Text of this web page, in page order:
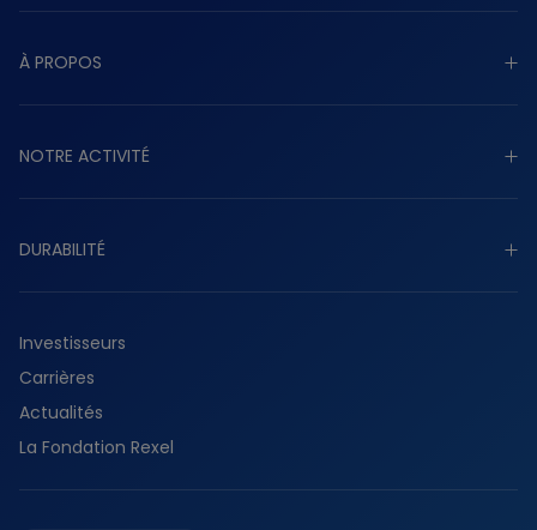
À PROPOS
Stratégie
Gouvernance
NOTRE ACTIVITÉ
Tertiaire
Résidentiel
Services
Fournisseurs
DURABILITÉ
Investisseurs
Carrières
Actualités
La Fondation Rexel